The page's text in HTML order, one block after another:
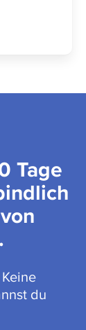
Tage
du